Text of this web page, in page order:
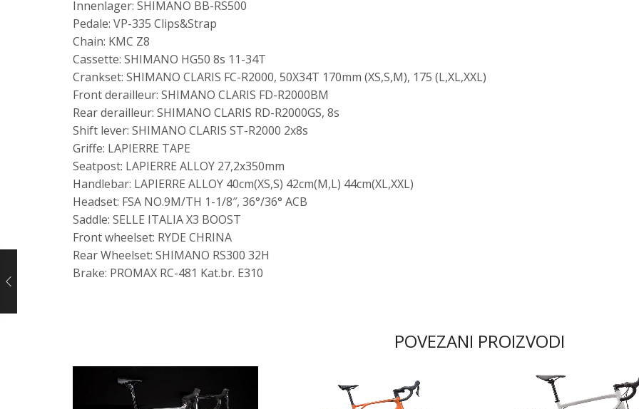
Innenlager: SHIMANO BB-RS500
Pedale: VP-335 Clips&Strap
Chain: KMC Z8
Cassette: SHIMANO HG50 8s 11-34T
Crankset: SHIMANO CLARIS FC-R2000, 50X34T 170mm (XS,S,M), 175 (L,XL,XXL)
Front derailleur: SHIMANO CLARIS FD-R2000BM
Rear derailleur: SHIMANO CLARIS RD-R2000GS, 8s
Shift lever: SHIMANO CLARIS ST-R2000 2x8s
Griffe: LAPIERRE TAPE
Seatpost: LAPIERRE ALLOY 27,2x350mm
Handlebar: LAPIERRE ALLOY 40cm(XS,S) 42cm(M,L) 44cm(XL,XXL)
Headset: FSA NO.9M/TH 1-1/8″, 36°/36° ACB
Saddle: SELLE ITALIA X3 BOOST
Front wheelset: RYDE CHRINA
Rear Wheelset: SHIMANO RS300 32H
Brake: PROMAX RC-481 Kat.br. E310
POVEZANI PROIZVODI